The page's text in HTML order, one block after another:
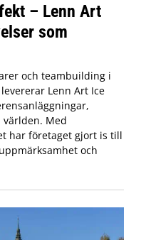
– Lenn Art
som
och teambuilding i
Lenn Art Ice
världen. Med
har företaget gjort is till
och